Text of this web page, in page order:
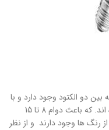
دو الکتود وجود دارد و با
تامین ولتاژ کافی که کار می کنند. شناخته شده اند. که باعث دوام 8 تا 15
رنگ ها وجود دارند و از نظر